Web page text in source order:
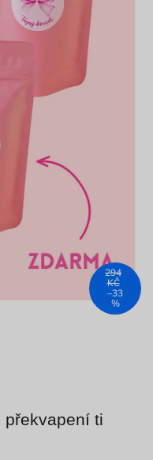
ti
294
KČ
–33
%